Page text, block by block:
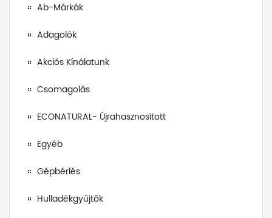
Ab-Márkák
Adagolók
Akciós Kínálatunk
Csomagolás
ECONATURAL- Újrahasznosított
Egyéb
Gépbérlés
Hulladékgyűjtők